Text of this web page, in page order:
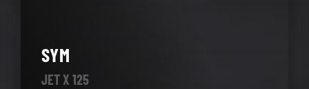
SYM
JET X 125